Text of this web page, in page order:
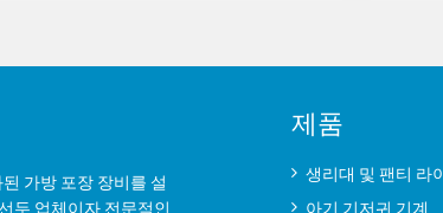
가방 포장 장비를 설
두 업체이자 전문적인
제품
생리대 및 팬티 라
아기 기저귀 기계